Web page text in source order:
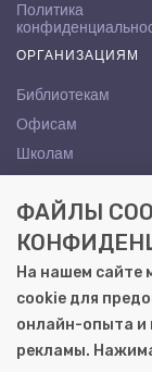
Политика
ОРГАНИЗАЦИЯМ
Библиотекам
Офисам
Школам
КОНТАКТЫ
Саратов, ул.
+7 (8452) 72-65-65
gemera@moya-
ФАЙЛЫ
На нашем сайте
cookie для
онлайн-опыта и
рекламы.